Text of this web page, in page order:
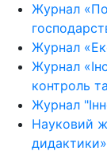
Журнал
Журнал
Журнал
контроль
Журнал
Науковий
дидактики»